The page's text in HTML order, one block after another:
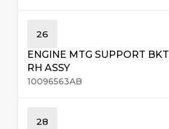
26
ENGINE MTG SUPPORT BKT
RH ASSY
10096563AB
28